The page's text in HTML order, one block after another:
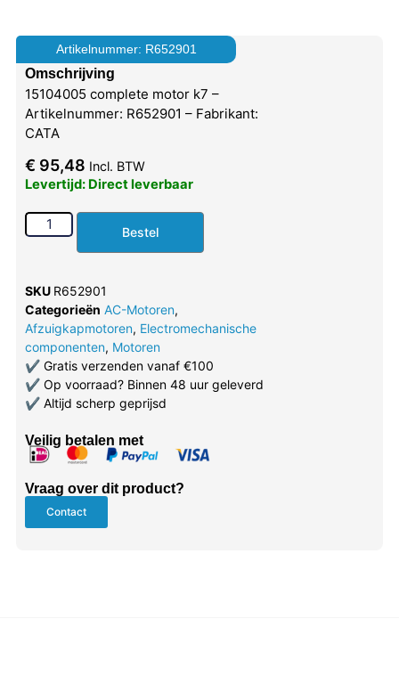
Artikelnummer: R652901
Omschrijving
15104005 complete motor k7 –
Artikelnummer: R652901 – Fabrikant:
CATA
€ 95,48 Incl. BTW
Levertijd: Direct leverbaar
Bestel
SKU R652901
Categorieën AC-Motoren,
Afzuigkapmotoren, Electromechanische
componenten, Motoren
✔Gratis verzenden vanaf €100
✔Op voorraad? Binnen 48 uur geleverd
✔Altijd scherp geprijsd
Veilig betalen met
Vraag over dit product?
Contact